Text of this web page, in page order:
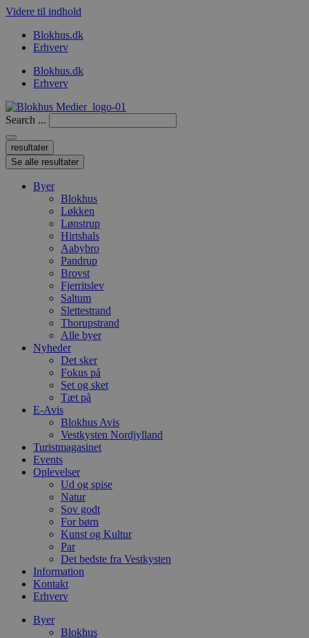
Videre til indhold
Blokhus.dk
Erhverv
Blokhus.dk
Erhverv
Search ...
resultater
Se alle resultater
Byer
Blokhus
Løkken
Lønstrup
Hirtshals
Aabybro
Pandrup
Brovst
Fjerritslev
Saltum
Slettestrand
Thorupstrand
Alle byer
Nyheder
Det sker
Fokus på
Set og sket
Tæt på
E-Avis
Blokhus Avis
Vestkysten Nordjylland
Turistmagasinet
Events
Oplevelser
Ud og spise
Natur
Sov godt
For børn
Kunst og Kultur
Par
Det bedste fra Vestkysten
Information
Kontakt
Erhverv
Byer
Blokhus